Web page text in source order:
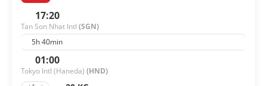
17:20
Tan Son Nhat Intl (SGN)
5h 40min
01:00
Tokyo Intl (Haneda) (HND)